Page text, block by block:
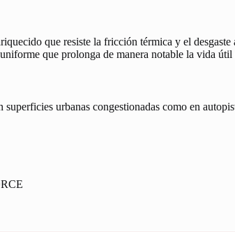
que resiste la fricción térmica y el
que prolonga de manera notable la vida
urbanas congestionadas como en